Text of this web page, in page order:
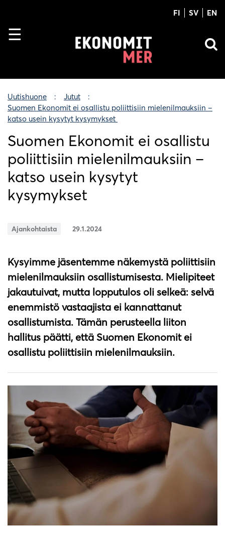
FI SV EN
Uutishuone
Jutut
Suomen Ekonomit ei osallistu poliittisiin mielenilmauksiin –
katso usein kysytyt kysymykset
Suomen Ekonomit ei osallistu
poliittisiin mielenilmauksiin –
katso usein kysytyt
kysymykset
Ajankohtaista 29.1.2024
Kysyimme jäsentemme näkemystä poliittisiin
mielenilmauksiin osallistumisesta. Mielipiteet
jakautuivat, mutta lopputulos oli selkeä: selvä
enemmistö vastaajista ei kannattanut
osallistumista. Tämän perusteella liiton
hallitus päätti, että Suomen Ekonomit ei
osallistu poliittisiin mielenilmauksiin.